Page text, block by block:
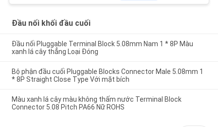
Đầu nối khối đầu cuối
Đầu nối Pluggable Terminal Block 5.08mm Nam 1 * 8P Màu
xanh lá cây thẳng Loại Đóng
Bộ phận đầu cuối Pluggable Blocks Connector Male 5.08mm 1
* 8P Straight Close Type Với mặt bích
Màu xanh lá cây màu không thấm nước Terminal Block
Connector 5.08 Pitch PA66 Nữ ROHS